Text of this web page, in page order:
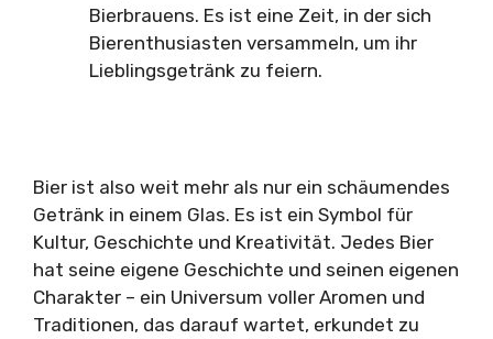
Bierbrauens. Es ist eine Zeit, in der sich
Bierenthusiasten versammeln, um ihr
Lieblingsgetränk zu feiern.
Bier ist also weit mehr als nur ein schäumendes
Getränk in einem Glas. Es ist ein Symbol für
Kultur, Geschichte und Kreativität. Jedes Bier
hat seine eigene Geschichte und seinen eigenen
Charakter – ein Universum voller Aromen und
Traditionen, das darauf wartet, erkundet zu